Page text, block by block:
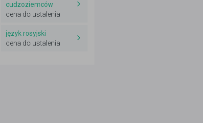
cudzoziemców
cena do ustalenia
język rosyjski
cena do ustalenia